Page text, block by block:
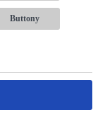
Buttony